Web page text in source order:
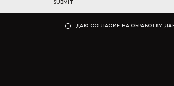
SUBMIT
ДАЮ СОГЛАСИЕ НА ОБРАБОТКУ